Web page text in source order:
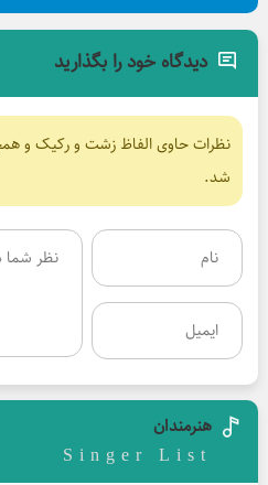
دیدگاه خود را بگذارید
نظرات حاوی الفاظ زشت و رکیک و
شد.
هنرمندان
Singer List